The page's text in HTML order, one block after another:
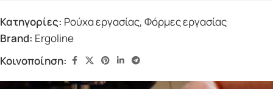
Κατηγορίες: Ρούχα εργασίας, Φόρμες εργασίας
Brand: Ergoline
Κοινοποίηση: